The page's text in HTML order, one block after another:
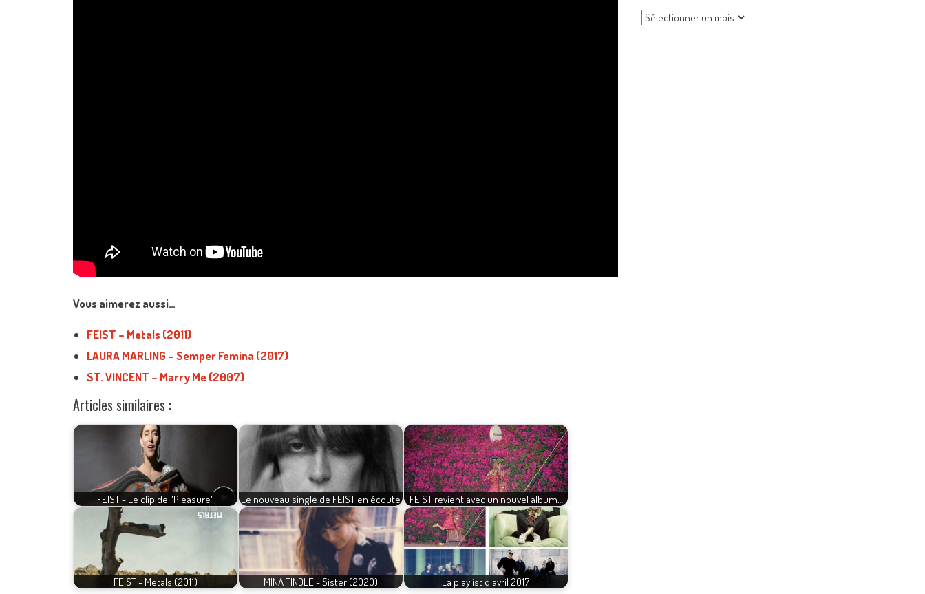
Vous aimerez aussi…
FEIST – Metals (2011)
LAURA MARLING – Semper Femina (2017)
ST. VINCENT – Marry Me (2007)
Articles similaires :
FEIST - Le clip de "Pleasure" Le nouveau single de FEIST en écoute FEIST revient avec un nouvel album…
FEIST - Metals (2011) MINA TINDLE - Sister (2020) La playlist d'avril 2017
Archives